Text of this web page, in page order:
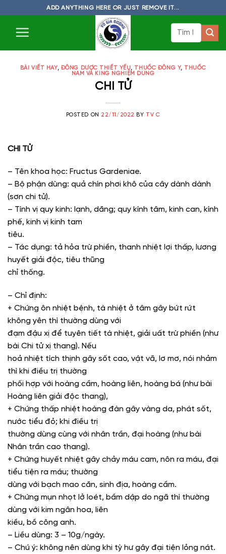
content
ADD ANYTHING HERE OR JUST REMOVE IT...
BÀI VIẾT HAY, ĐÔNG DƯỢC THIẾT YẾU, THUỐC ĐÔNG Y, THUỐC
NAM VÀ KING NGHIỆM DÙNG
CHI TỬ
POSTED ON 22/11/2022 BY TV C
CHI TỬ
– Tên khoa học: Fructus Gardeniae.
– Bộ phận dùng: quả chín phơi khô của cây dành dành
(sơn chi tử).
– Tính vị quy kinh: lạnh, dăng; quy kính tâm, kinh can, kính
phế, kinh vị kinh tam
tiêu.
– Tác dụng: tả hỏa trừ phiền, thanh nhiệt lợi thấp, lương
huyết giải độc, tiêu thũng
chỉ thống.
– Chỉ định:
+ Chứng ôn nhiệt bệnh, tà nhiệt ở tâm gây bứt rứt
không yên thì thường dùng với
đạm đậu xị để tuyên tiết tà nhiệt, giải uất trừ phiền (như
bài Chi tử xị thang). Nếu
hoả nhiệt tích thịnh gây sốt cao, vật vã, lơ mơ, nói nhảm
thì khi điều trị thường
phối hợp với hoàng cầm, hoàng liên, hoàng bá (như bài
Hoàng liên giải độc thang),
+ Chứng thấp nhiệt hoàng đàn gây vàng da, phát sốt,
nước tiểu đỏ; khi điều trị
thường dùng cùng với nhân trần, đại hoàng (như bài
Nhân trần cao thang).
+ Chứng huyết nhiệt gây chảy máu cam, nôn ra máu, đại
tiểu tiện ra máu; thường
dùng với bạch mao căn, sinh địa, hoàng cầm.
+ Chứng mụn nhọt lở loét, bầm dập do ngã thì thường
dùng với kim ngân hoa, liên
kiều, bồ công anh.
– Liều dùng: 3 – 10g/ngày.
– Chú ý: không nên dùng khi tỳ hư gây đại tiện lỏng nát.